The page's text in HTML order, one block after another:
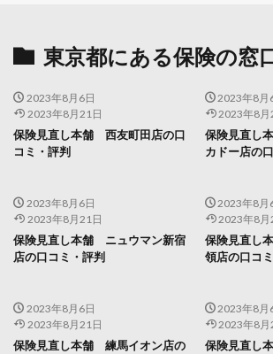
東京都にある保険の窓
2023年8月6日
2023年8月21日
保険見直し本舗 西友町田店の口
コミ・評判
2023年8月
2023年8月
保険見直し
カドー店の
2023年8月6日
2023年8月21日
保険見直し本舗 ニュウマン新宿
店の口コミ・評判
2023年8月
2023年8月
保険見直し
領店の口コ
2023年8月6日
2023年8月21日
保険見直し本舗 練馬イオン店の
2023年8月
2023年8月
保険見直し